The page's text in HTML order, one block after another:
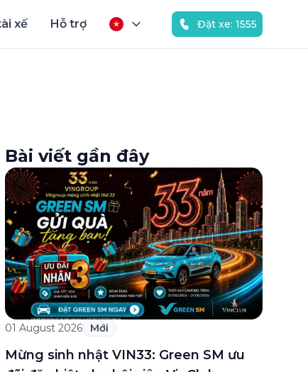
xế Hỗ trợ Đặt xe: 1555
Bài viết gần đây
01 August 2026 Mới
Mừng sinh nhật VIN33: Green SM ưu